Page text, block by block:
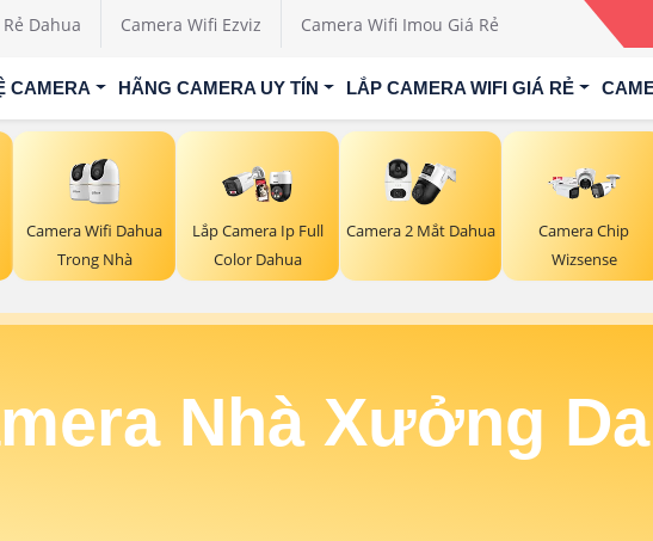
Dahua Camera Wifi Ezviz Camera Wifi Imou Giá Rẻ
CAMERA HÃNG CAMERA UY TÍN LẮP CAMERA WIFI GIÁ RẺ
Camera Wifi Dahua
Trong Nhà
Lắp Camera Ip Full
Color Dahua
Camera 2 Mắt Dahua
Camera Chip
Wizsense
Nhà Xưởng